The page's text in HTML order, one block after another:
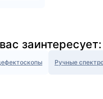
заинтересует:
Ручные